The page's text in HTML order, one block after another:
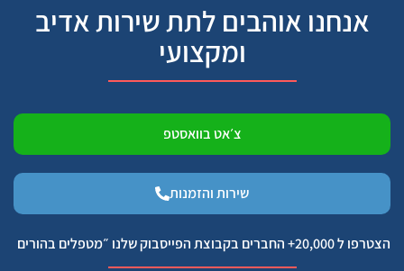
אנחנו אוהבים לתת שירות אדיב
ומקצועי
צ׳אט בוואסטפ
שירות והזמנות
הצטרפו ל 20,000+ החברים בקבוצת הפייסבוק שלנו ״מטפלים בהורים